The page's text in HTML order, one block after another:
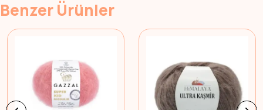
Benzer Ürünler